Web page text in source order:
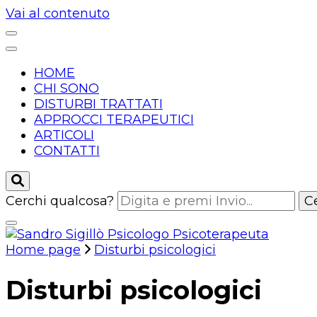
Vai al contenuto
HOME
CHI SONO
DISTURBI TRATTATI
APPROCCI TERAPEUTICI
ARTICOLI
CONTATTI
Cerchi qualcosa?
Dott. Sandro Sigillò – Psicologo
Home page Disturbi psicologici
Disturbi psicologici